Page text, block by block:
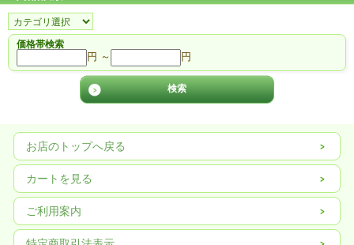
価格帯検索
円 ～ 円
お店のトップへ戻る
カートを見る
ご利用案内